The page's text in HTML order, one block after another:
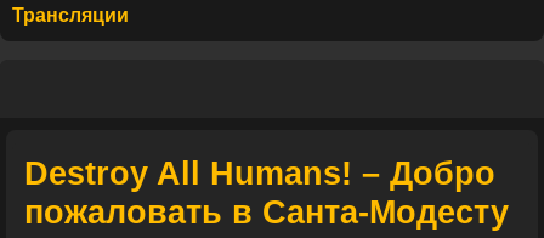
Трансляции
Destroy All Humans! – Добро
пожаловать в Санта-Модесту